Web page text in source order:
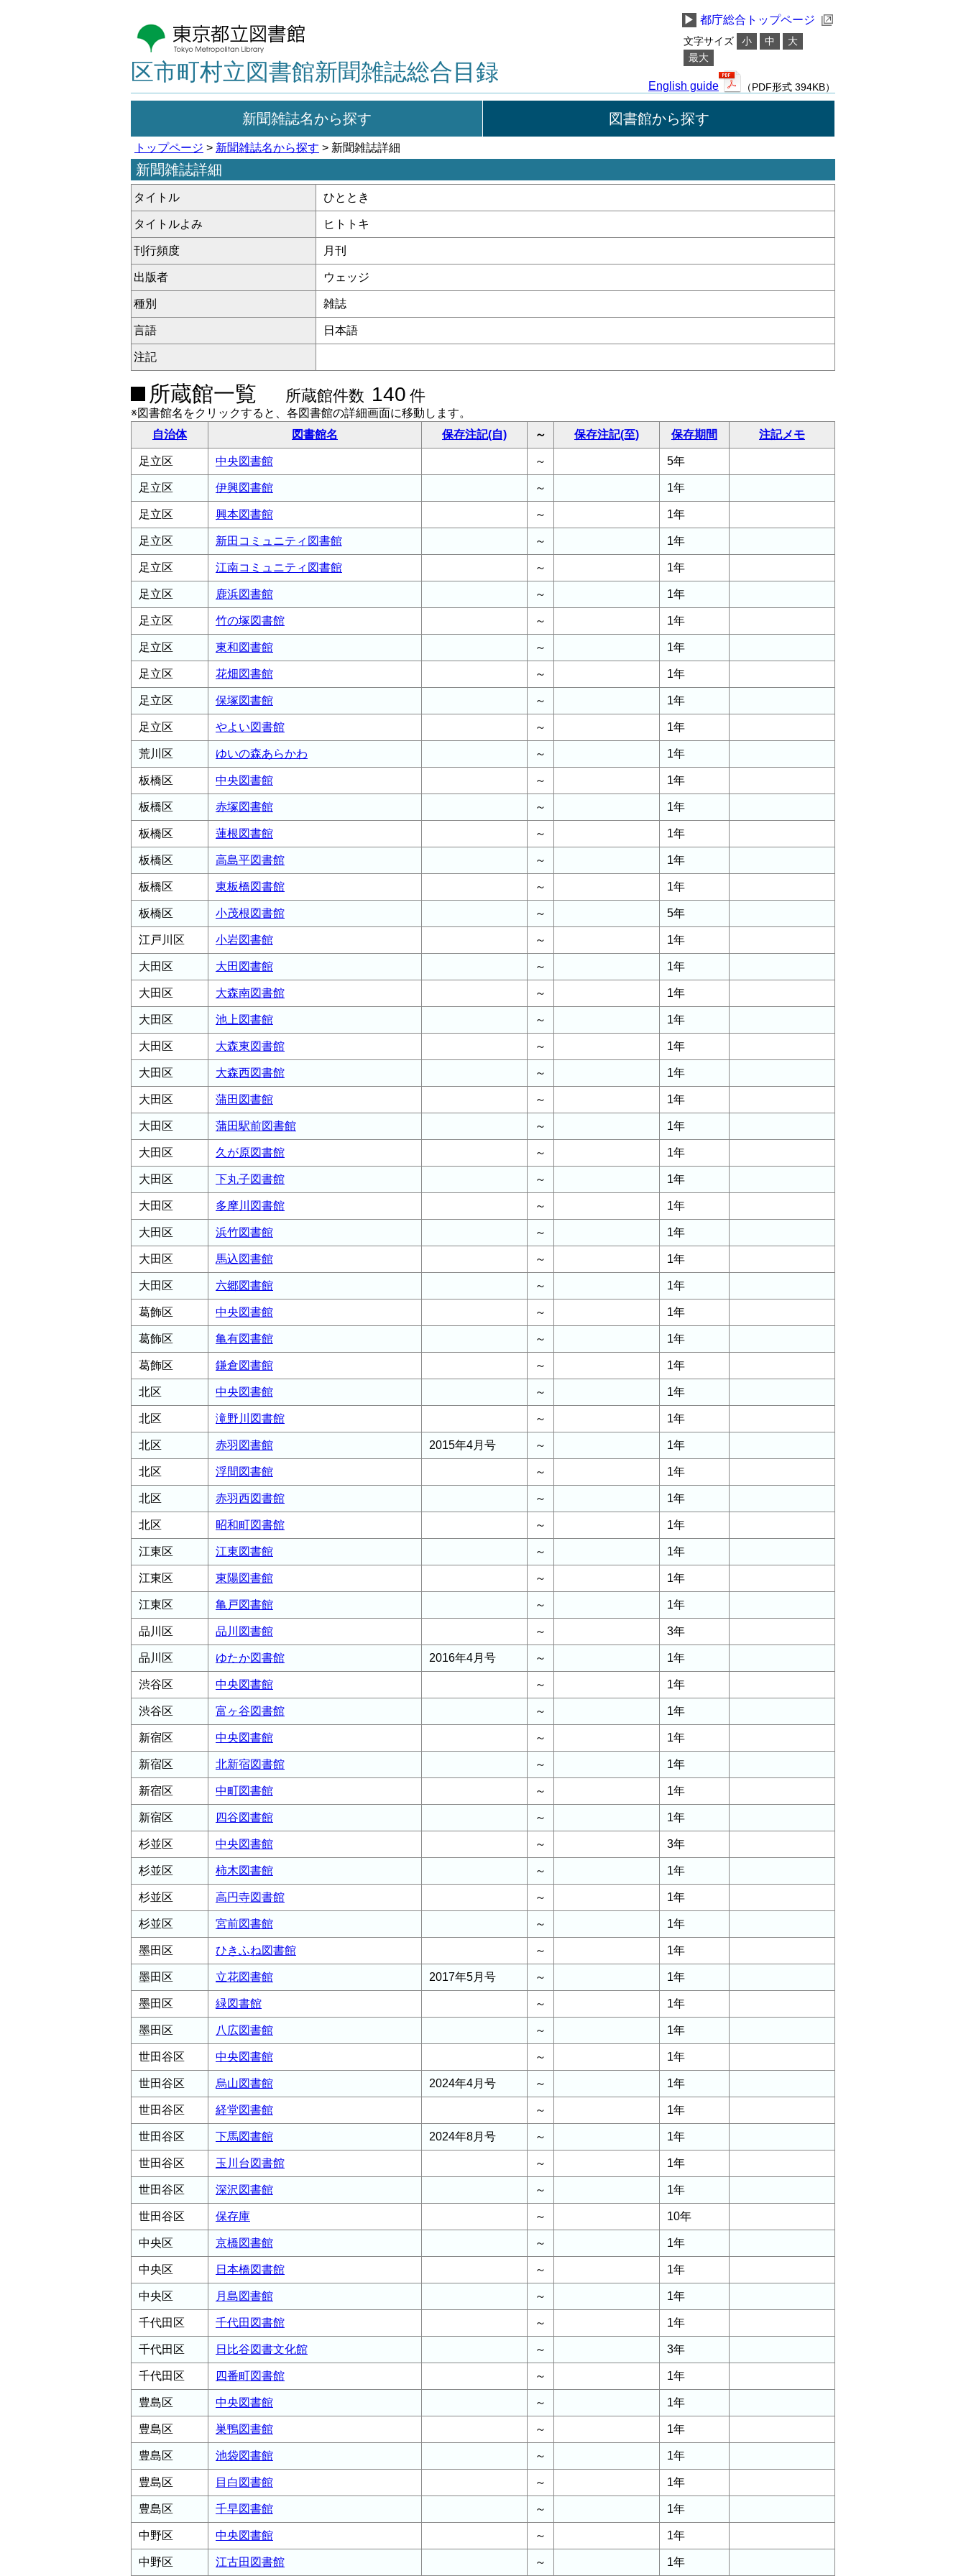
区市町村立図書館新聞雑誌総合目録
▶ 都庁総合トップページ
文字サイズ 小 中
大
最大
English guide （PDF形式 394KB）
新聞雑誌名から探す 図書館から探す
トップページ > 新聞雑誌名から探す > 新聞雑誌詳細
新聞雑誌詳細
タイトル ひととき
タイトルよみ ヒトトキ
刊行頻度 月刊
出版者 ウェッジ
種別 雑誌
言語 日本語
注記
所蔵館一覧 所蔵館件数 140 件
※図書館名をクリックすると、各図書館の詳細画面に移動します。
自治体
図書館名 保存注記(自) ～ 保存注記(至) 保存期間 注記メモ
足立区 中央図書館 ～ 5年
足立区 伊興図書館 ～ 1年
足立区 興本図書館 ～ 1年
足立区 新田コミュニティ図書館 ～ 1年
足立区 江南コミュニティ図書館 ～ 1年
足立区 鹿浜図書館 ～ 1年
足立区 竹の塚図書館 ～ 1年
足立区 東和図書館 ～ 1年
足立区 花畑図書館 ～ 1年
足立区 保塚図書館 ～ 1年
足立区 やよい図書館 ～ 1年
荒川区 ゆいの森あらかわ ～ 1年
板橋区 中央図書館 ～ 1年
板橋区 赤塚図書館 ～ 1年
板橋区 蓮根図書館 ～ 1年
板橋区 高島平図書館 ～ 1年
板橋区 東板橋図書館 ～ 1年
板橋区 小茂根図書館 ～ 5年
江戸川区 小岩図書館 ～ 1年
大田区 大田図書館 ～ 1年
大田区 大森南図書館 ～ 1年
大田区 池上図書館 ～ 1年
大田区 大森東図書館 ～ 1年
大田区 大森西図書館 ～ 1年
大田区 蒲田図書館 ～ 1年
大田区 蒲田駅前図書館 ～ 1年
大田区 久が原図書館 ～ 1年
大田区 下丸子図書館 ～ 1年
大田区 多摩川図書館 ～ 1年
大田区 浜竹図書館 ～ 1年
大田区 馬込図書館 ～ 1年
大田区 六郷図書館 ～ 1年
葛飾区 中央図書館 ～ 1年
葛飾区 亀有図書館 ～ 1年
葛飾区 鎌倉図書館 ～ 1年
北区 中央図書館 ～ 1年
北区 滝野川図書館 ～ 1年
北区 赤羽図書館 2015年4月号 ～ 1年
北区 浮間図書館 ～ 1年
北区 赤羽西図書館 ～ 1年
北区 昭和町図書館 ～ 1年
江東区 江東図書館 ～ 1年
江東区 東陽図書館 ～ 1年
江東区 亀戸図書館 ～ 1年
品川区 品川図書館 ～ 3年
品川区 ゆたか図書館 2016年4月号 ～ 1年
渋谷区 中央図書館 ～ 1年
渋谷区 富ヶ谷図書館 ～ 1年
新宿区 中央図書館 ～ 1年
新宿区 北新宿図書館 ～ 1年
新宿区 中町図書館 ～ 1年
新宿区 四谷図書館 ～ 1年
杉並区 中央図書館 ～ 3年
杉並区 柿木図書館 ～ 1年
杉並区 高円寺図書館 ～ 1年
杉並区 宮前図書館 ～ 1年
墨田区 ひきふね図書館 ～ 1年
墨田区 立花図書館 2017年5月号 ～ 1年
墨田区 緑図書館 ～ 1年
墨田区 八広図書館 ～ 1年
世田谷区 中央図書館 ～ 1年
世田谷区 烏山図書館 2024年4月号 ～ 1年
世田谷区 経堂図書館 ～ 1年
世田谷区 下馬図書館 2024年8月号 ～ 1年
世田谷区 玉川台図書館 ～ 1年
世田谷区 深沢図書館 ～ 1年
世田谷区 保存庫 ～ 10年
中央区 京橋図書館 ～ 1年
中央区 日本橋図書館 ～ 1年
中央区 月島図書館 ～ 1年
千代田区 千代田図書館 ～ 1年
千代田区 日比谷図書文化館 ～ 3年
千代田区 四番町図書館 ～ 1年
豊島区 中央図書館 ～ 1年
豊島区 巣鴨図書館 ～ 1年
豊島区 池袋図書館 ～ 1年
豊島区 目白図書館 ～ 1年
豊島区 千早図書館 ～ 1年
中野区 中央図書館 ～ 1年
中野区 江古田図書館 ～ 1年